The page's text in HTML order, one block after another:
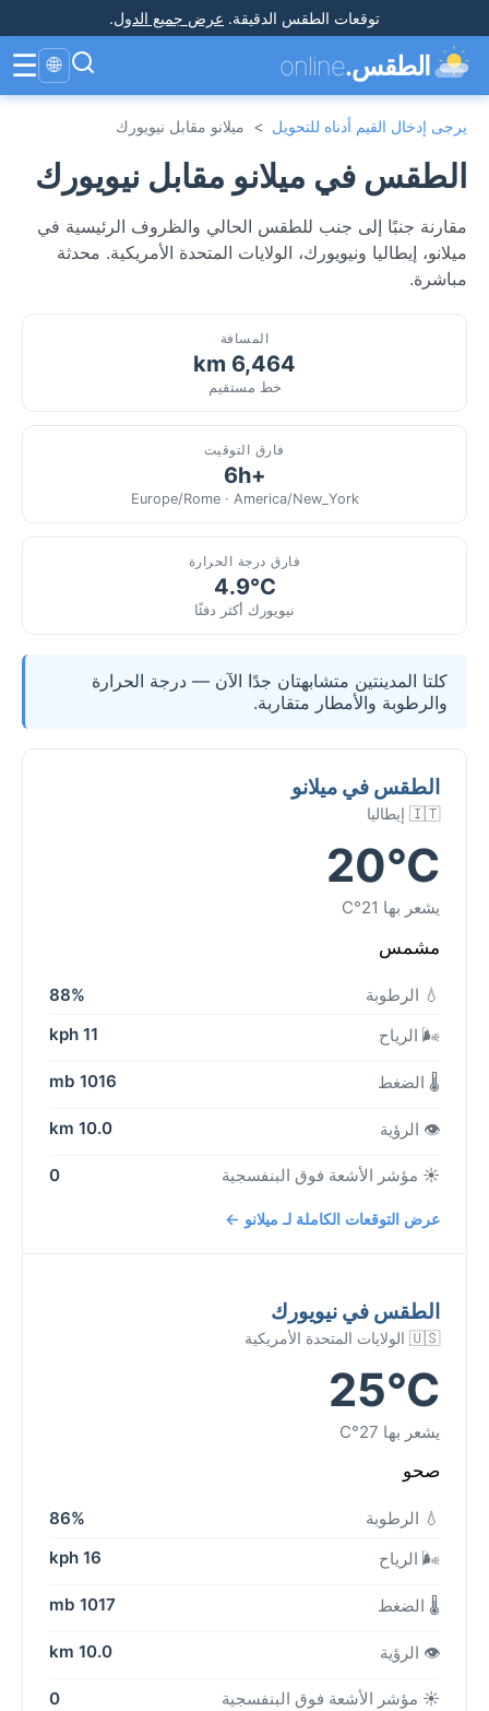
توقعات الطقس الدقيقة. عرض جميع الدول.
الطقس.online
🌐
☰
يرجى إدخال القيم أدناه للتحويل > ميلانو مقابل نيويورك
الطقس في ميلانو مقابل نيويورك
مقارنة جنبًا إلى جنب للطقس الحالي والظروف الرئيسية في
ميلانو، إيطاليا ونيويورك، الولايات المتحدة الأمريكية. محدثة
مباشرة.
المسافة
6,464 km
خط مستقيم
فارق التوقيت
+6h
Europe/Rome · America/New_York
فارق درجة الحرارة
4.9°C
نيويورك أكثر دفئًا
كلتا المدينتين متشابهتان جدًا الآن — درجة الحرارة
والرطوبة والأمطار متقاربة.
الطقس في ميلانو
🇮🇹 إيطاليا
20°C
يشعر بها 21°C
مشمس
💧 الرطوبة
88%
🌬️ الرياح
11 kph
🌡️ الضغط 1016 mb
👁️ الرؤية 10.0 km
☀️ مؤشر الأشعة فوق البنفسجية 0
عرض التوقعات الكاملة لـ ميلانو ←
الطقس في نيويورك
🇺🇸 الولايات المتحدة الأمريكية
25°C
يشعر بها 27°C
صحو
💧 الرطوبة
86%
🌬️ الرياح
16 kph
🌡️ الضغط 1017 mb
👁️ الرؤية 10.0 km
☀️ مؤشر الأشعة فوق البنفسجية 0